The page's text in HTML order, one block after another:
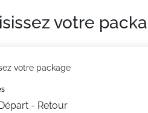
votre
votre package
Départ - Retour